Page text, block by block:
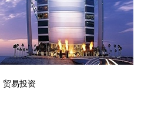
贸易投资